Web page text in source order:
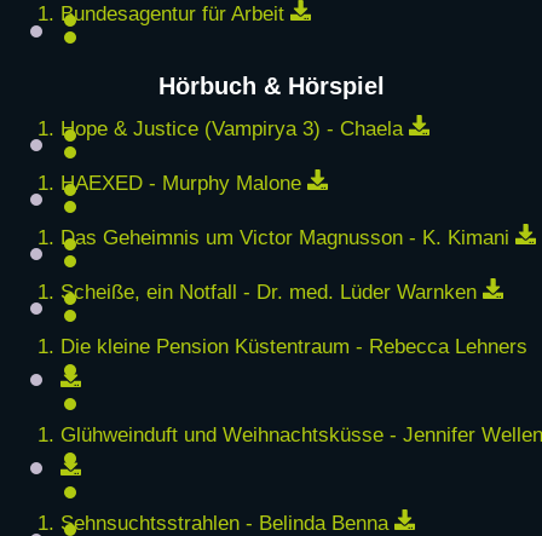
Bundesagentur für Arbeit Download
Hörbuch & Hörspiel
Hope & Justice (Vampirya 3) - Chaela Download
HAEXED - Murphy Malone Download
Das Geheimnis um Victor Magnusson - K. Kimani
Scheiße, ein Notfall - Dr. med. Lüder Warnken
Die kleine Pension Küstentraum - Rebecca Lehners
Download
Glühweinduft und Weihnachtsküsse - Jennifer Wellen
Download
Sehnsuchtsstrahlen - Belinda Benna Download